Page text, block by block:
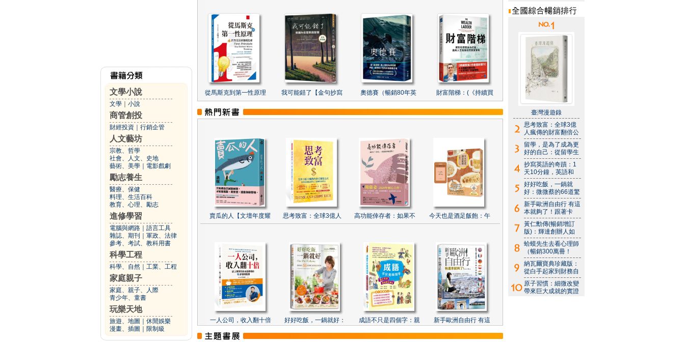
文學小說
文學 小說
商管創投
財經投資 行銷企管
人文藝坊
宗教、哲學
社會、人文、史地
藝術、美學
電影戲劇
勵志養生
醫療、保健
料理、生活百科
教育、心理、勵志
進修學習
電腦與網路
語言工具
雜誌、期刊
軍政、法律
參考、考試、教科用書
科學工程
科學、自然 工業、工程
家庭親子
家庭、親子、人際
青少年、童書
玩樂天地
旅遊、地圖
休閒娛樂
漫畫、插圖
限制級
從馬斯克到第一性原理 我可能錯了【金句抄寫 奧德賽（暢銷80年英 財富階梯：(《持續買
賣瓜的人【文壇年度耀 思考致富：全球3億人 高功能倖存者：如果不 今天也是酒足飯飽：午
一人公司，收入翻十倍 好好吃飯，一鍋就好： 成語不只是四個字：親 新手歐洲自由行 有這
臺灣漫遊錄
思考致富：全球3億
人瘋傳的財富翻倍公
留學，是為了成為更
好的自己：從留學生
抄寫英語的奇蹟：1
天10分鐘，英語和
好好吃飯，一鍋就
好：微微蔡的66道驚
新手歐洲自由行 有這
本就夠了！跟著卡
黃仁勳傳(暢銷增訂
版)：輝達創辦人如
蛤蟆先生去看心理師
（暢銷300萬冊！
納瓦爾寶典珍藏版：
從白手起家到財務自
原子習慣：細微改變
帶來巨大成就的實證